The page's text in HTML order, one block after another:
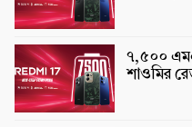
৭,৫০০
শাওমির